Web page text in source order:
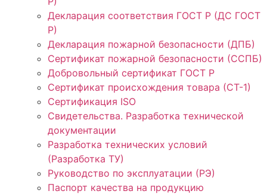
Декларация соответствия ГОСТ Р (ДС ГОСТ
Р)
Декларация пожарной безопасности (ДПБ)
Сертификат пожарной безопасности (ССПБ)
Добровольный сертификат ГОСТ Р
Сертификат происхождения товара (СТ-1)
Сертификация ISO
Свидетельства. Разработка технической
документации
Разработка технических условий
(Разработка ТУ)
Руководство по эксплуатации (РЭ)
Паспорт качества на продукцию